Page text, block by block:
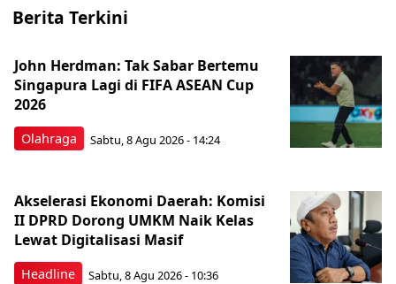
Berita Terkini
Olahraga
John Herdman: Tak Sabar Bertemu
Singapura Lagi di FIFA ASEAN Cup
2026
Sabtu, 8 Agu 2026 - 14:24
Headline
Akselerasi Ekonomi Daerah: Komisi
II DPRD Dorong UMKM Naik Kelas
Lewat Digitalisasi Masif
Sabtu, 8 Agu 2026 - 10:36